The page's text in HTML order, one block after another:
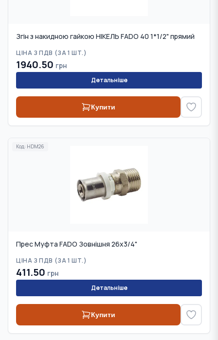
Згін з накидною гайкою НІКЕЛЬ FADO 40 1*1/2" прямий
ЦІНА З ПДВ (ЗА 1 ШТ.)
1940.50 грн
Детальніше
Купити
Код: HDM26
Прес Муфта FADO Зовнішня 26x3/4"
ЦІНА З ПДВ (ЗА 1 ШТ.)
411.50 грн
Детальніше
Купити